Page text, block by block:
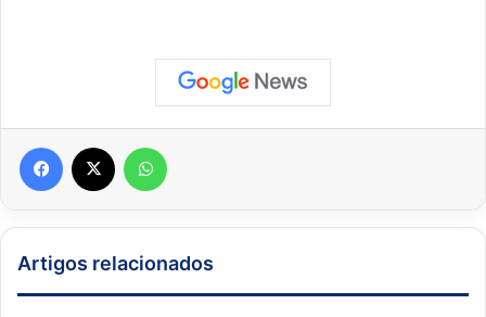
Artigos relacionados